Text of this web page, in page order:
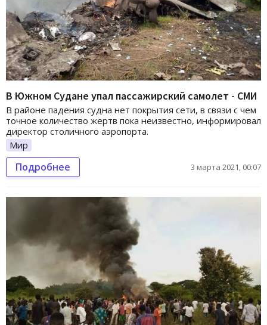
В Южном Судане упал пассажирский самолет - СМИ
В районе падения судна нет покрытия сети, в связи с чем
точное количество жертв пока неизвестно, информировал
директор столичного аэропорта.
Мир
Подробнее 3 марта 2021, 00:07